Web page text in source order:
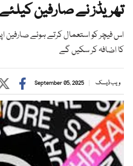
تھریڈز نے صارفین
کا اضافہ کر سکیں گے
ویب ڈیسک September 05, 2025